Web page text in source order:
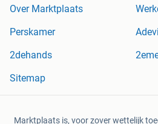
Over Marktplaats
Perskamer
2dehands
Sitemap
Marktplaats is, voor zover wettelijk